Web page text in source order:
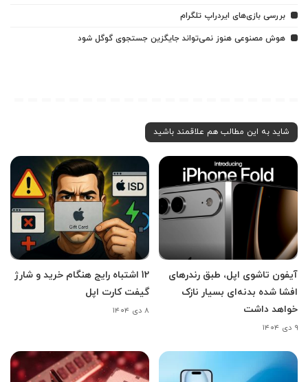
بررسی بازی‌های ایردراپ تلگرام
هوش مصنوعی هنوز نمی‌تواند جایگزین جستجوی گوگل شود
شاید به این مطالب هم علاقمند باشید
آیفون تاشوی اپل، طبق رندرهای
افشا شده بدنه‌ای بسیار نازک
خواهد داشت
۹ دی ۱۴۰۴
12 اشتباه رایج هنگام خرید و شارژ
گیفت کارت اپل
۸ دی ۱۴۰۴